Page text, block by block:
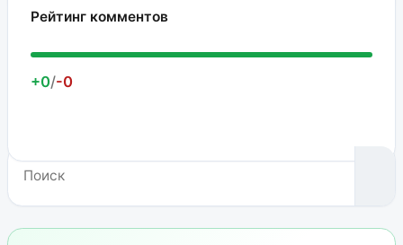
Рейтинг комментов
+0/-0